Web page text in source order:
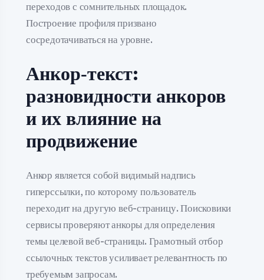
переходов с сомнительных площадок.
Построение профиля призвано
сосредотачиваться на уровне.
Анкор‑текст:
разновидности анкоров
и их влияние на
продвижение
Анкор является собой видимый надпись
гиперссылки, по которому пользователь
переходит на другую веб-страницу. Поисковики
сервисы проверяют анкоры для определения
темы целевой веб-страницы. Грамотный отбор
ссылочных текстов усиливает релевантность по
требуемым запросам.